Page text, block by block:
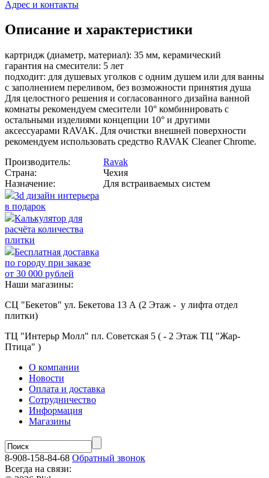
Адрес и контакты
Описание и характеристики
картридж (диаметр, материал): 35 мм, керамический
гарантия на смесители: 5 лет
подходит: для душевых уголков с одним душем или для ванны
с заполнением переливом, без возможности принятия душа
Для целостного решения и согласованного дизайна ванной
комнаты рекомендуем смесители 10° комбинировать с
остальными изделиями концепции 10° и другими
аксессуарами RAVAK. Для очистки внешней поверхности
рекомендуем использовать средство RAVAK Cleaner Chrome.
Производитель:
Ravak
Страна:
Чехия
Назначение:
Для встраиваемых систем
3d дизайн интерьера
в подарок
Калькулятор для
расчёта количества
плитки
Бесплатная доставка
по городу при заказе
от 30 000 рублей
Наши магазины:
СЦ "Бекетов" ул. Бекетова 13 А (2 Этаж - у лифта отдел
плитки)
ТЦ "Интерьр Молл" пл. Советская 5 ( - 2 Этаж ТЦ "Жар-
Птица" )
О компании
Новости
Оплата и доставка
Сотрудничество
Информация
Магазины
8-908-158-84-68 Обратный звонок
Всегда на связи: